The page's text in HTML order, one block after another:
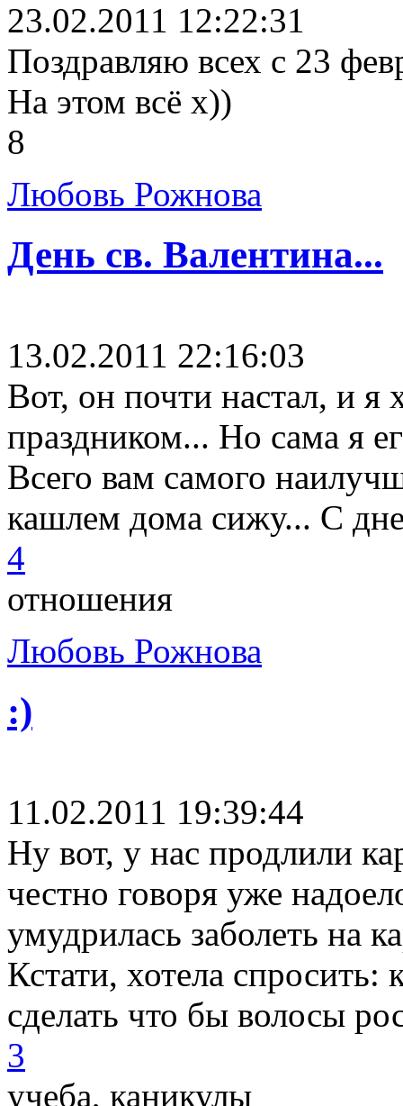
23.02.2011 12:22:31
Поздравляю всех с 23
На этом всё х))
8
Любовь Рожнова
День св. Валентина...
13.02.2011 22:16:03
Вот, он почти настал, и я
праздником... Но сама я
Всего вам самого
кашлем дома сижу... С
4
отношения
Любовь Рожнова
:)
11.02.2011 19:39:44
Ну вот, у нас продлили
честно говоря уже
умудрилась заболеть на
Кстати, хотела спросить:
сделать что бы волосы
3
учеба, каникулы